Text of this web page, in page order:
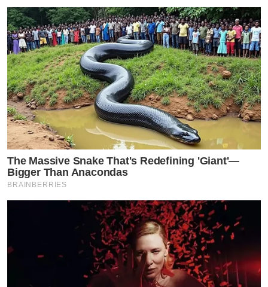
The Massive Snake That's Redefining 'Giant'—
Bigger Than Anacondas
BRAINBERRIES